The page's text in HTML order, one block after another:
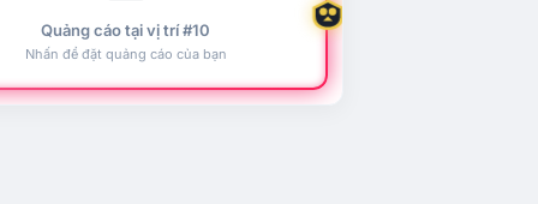
Quảng cáo tại vị trí #10
Nhấn để đặt quảng cáo của bạn